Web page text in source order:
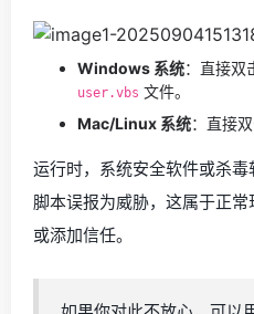
Windows 系统：直接双
user.vbs 文件。
Mac/Linux 系统：直接
运行时，系统安全软件或杀
脚本误报为威胁，这属于正常
或添加信任。